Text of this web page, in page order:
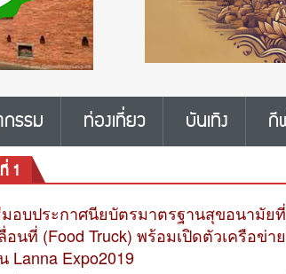
รรม ท่องเที่ยว บันเทิง กี
1
อบประกาศนียบัตรมาตรฐานสุขอนามัย
อนที่ (Food Truck) พร้อมเปิดตัวเครือข่
Lanna Expo2019